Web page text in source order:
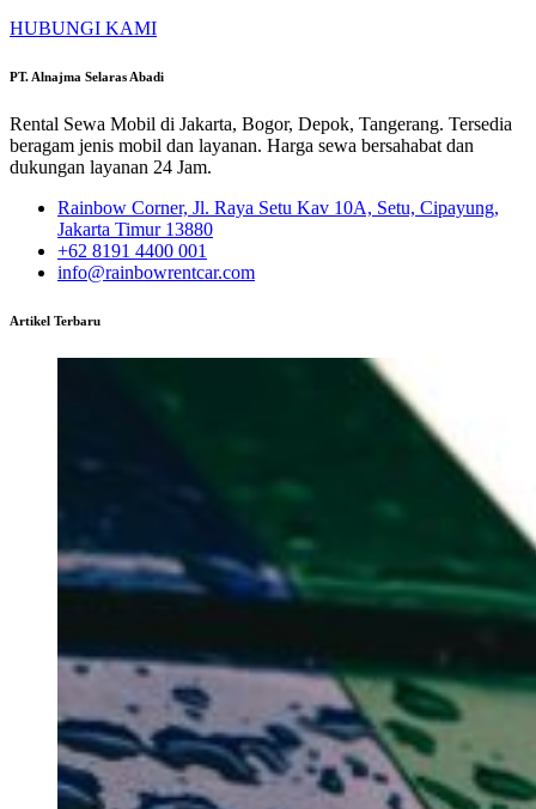
HUBUNGI KAMI
PT. Alnajma Selaras Abadi
Rental Sewa Mobil di Jakarta, Bogor, Depok, Tangerang. Tersedia
beragam jenis mobil dan layanan. Harga sewa bersahabat dan
dukungan layanan 24 Jam.
Rainbow Corner, Jl. Raya Setu Kav 10A, Setu, Cipayung,
Jakarta Timur 13880
+62 8191 4400 001
info@rainbowrentcar.com
Artikel Terbaru